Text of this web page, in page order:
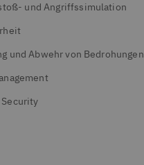
und Angriffssimulation
und Abwehr von Bedrohungen
Security